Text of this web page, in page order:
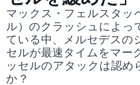
マックス・フェルスタッ
ル）のクラッシュによっ
ている中、メルセデスの
セルが最速タイムをマー
ッセルのアタックは認め
か？